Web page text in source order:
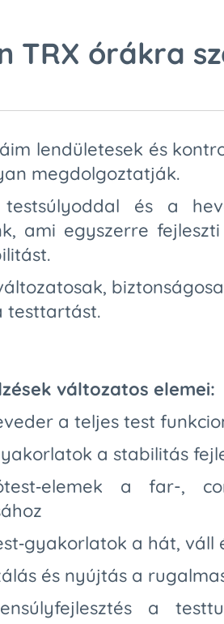
TRX órákra
lendületesek és
megdolgoztatják.
és a
ami egyszerre
testtartást.
változatos elemei:
a teljes test
a stabilitás
a far-,
a hát, váll
és nyújtás a
a